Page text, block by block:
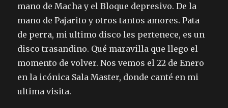
mano de Macha y el Bloque depresivo. De la
mano de Pajarito y otros tantos amores. Pata
de perra, mi ultimo disco les pertenece, es un
disco trasandino. Qué maravilla que llego el
momento de volver. Nos vemos el 22 de Enero
en la icónica Sala Master, donde canté en mi
ultima visita.